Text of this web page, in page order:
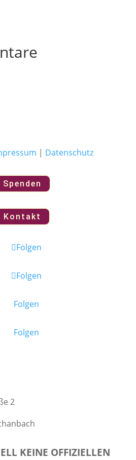
| Datenschutz
Spenden
Kontakt
Folgen
Folgen
Folgen
Folgen
2
KEINE OFFIZIELLEN